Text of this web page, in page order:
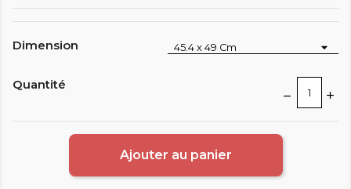
Dimension
Quantité
Ajouter au panier